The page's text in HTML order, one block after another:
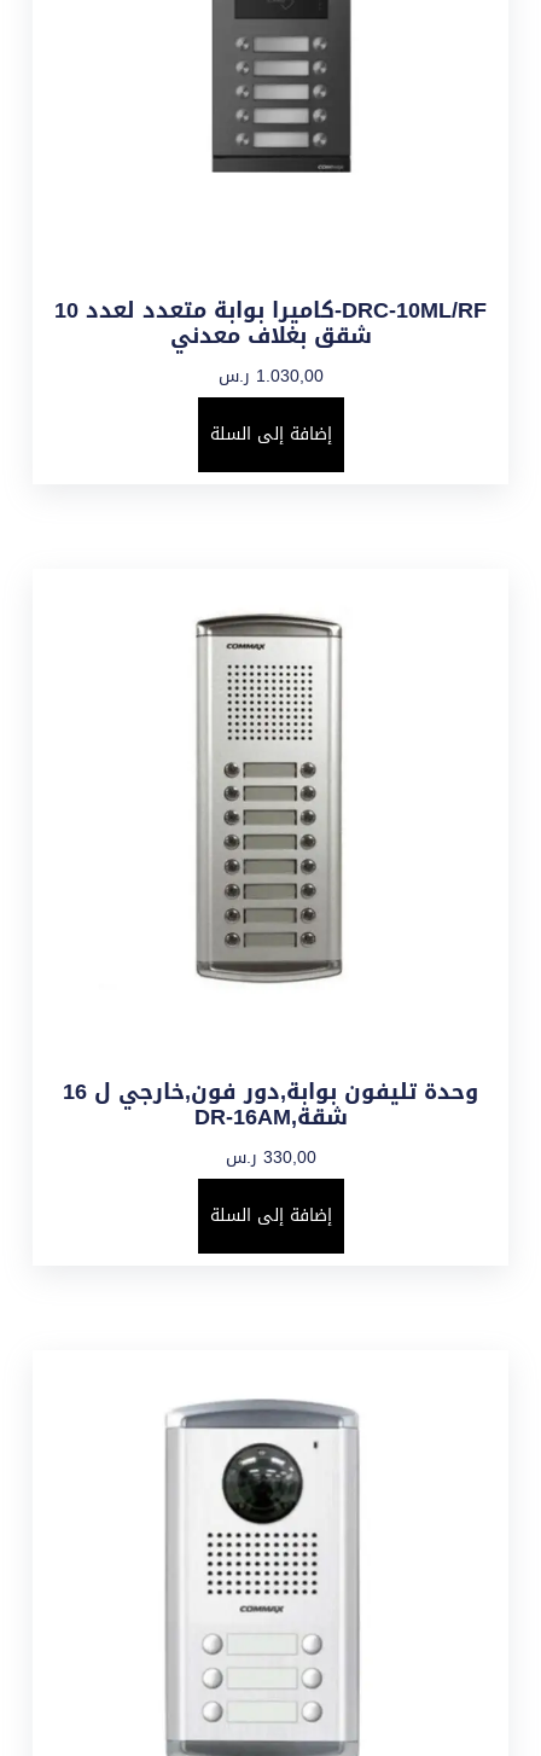
DRC-10ML/RF-كاميرا بوابة متعدد لعدد 10
شقق بغلاف معدني
1.030,00 ر.س
إضافة إلى السلة
وحدة تليفون بوابة,دور فون,خارجي ل 16
شقة,DR-16AM
330,00 ر.س
إضافة إلى السلة